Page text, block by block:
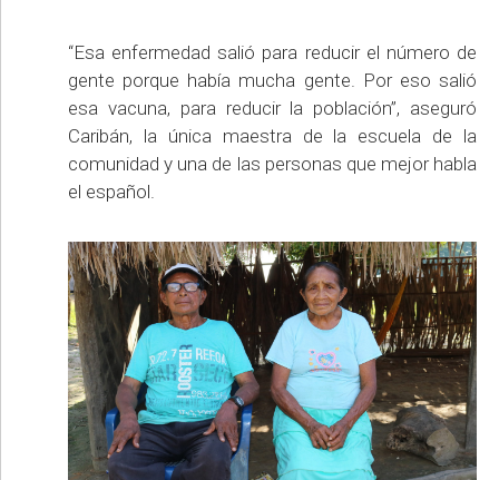
“Esa enfermedad salió para reducir el número de
gente porque había mucha gente. Por eso salió
esa vacuna, para reducir la población”, aseguró
Caribán, la única maestra de la escuela de la
comunidad y una de las personas que mejor habla
el español.